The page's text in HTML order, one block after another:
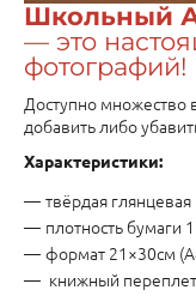
Школьный
— это
фотографий!
Доступно множество
добавить либо
Характеристики:
твёрдая
плотность бумаги
формат 21×30см
книжный переплет